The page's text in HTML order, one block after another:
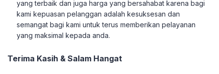
yang terbaik dan juga harga yang bersahabat karena bagi
kami kepuasan pelanggan adalah kesuksesan dan
semangat bagi kami untuk terus memberikan pelayanan
yang maksimal kepada anda.
Terima Kasih & Salam Hangat